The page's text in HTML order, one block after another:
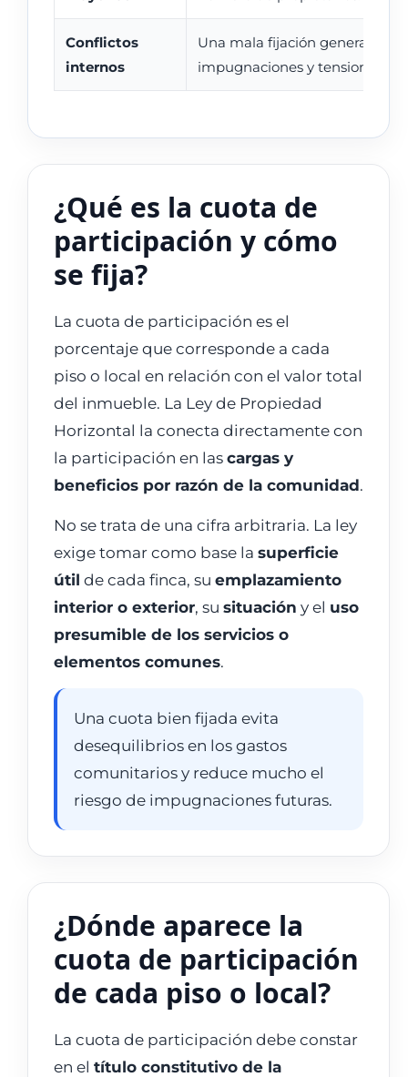
Conflictos
internos
Una mala fijación genera
impugnaciones y tensiones.
¿Qué es la cuota de
participación y cómo
se fija?
La cuota de participación es el
porcentaje que corresponde a cada
piso o local en relación con el valor total
del inmueble. La Ley de Propiedad
Horizontal la conecta directamente con
la participación en las cargas y
beneficios por razón de la comunidad.
No se trata de una cifra arbitraria. La ley
exige tomar como base la superficie
útil de cada finca, su emplazamiento
interior o exterior, su situación y el uso
presumible de los servicios o
elementos comunes.
Una cuota bien fijada evita
desequilibrios en los gastos
comunitarios y reduce mucho el
riesgo de impugnaciones futuras.
¿Dónde aparece la
cuota de participación
de cada piso o local?
La cuota de participación debe constar
en el título constitutivo de la